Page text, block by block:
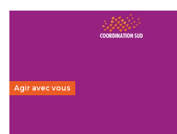
Agir avec vous